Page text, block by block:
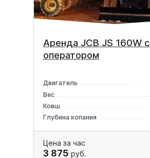
Аренда JCB JS 160W с
оператором
Двигатель
Вес
Ковш
Глубина копания
Цена за час
3 875 руб.